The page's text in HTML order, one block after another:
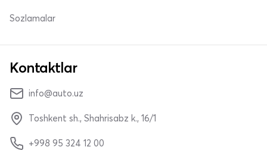
Sozlamalar
Kontaktlar
info@auto.uz
Toshkent sh., Shahrisabz k., 16/1
+998 95 324 12 00